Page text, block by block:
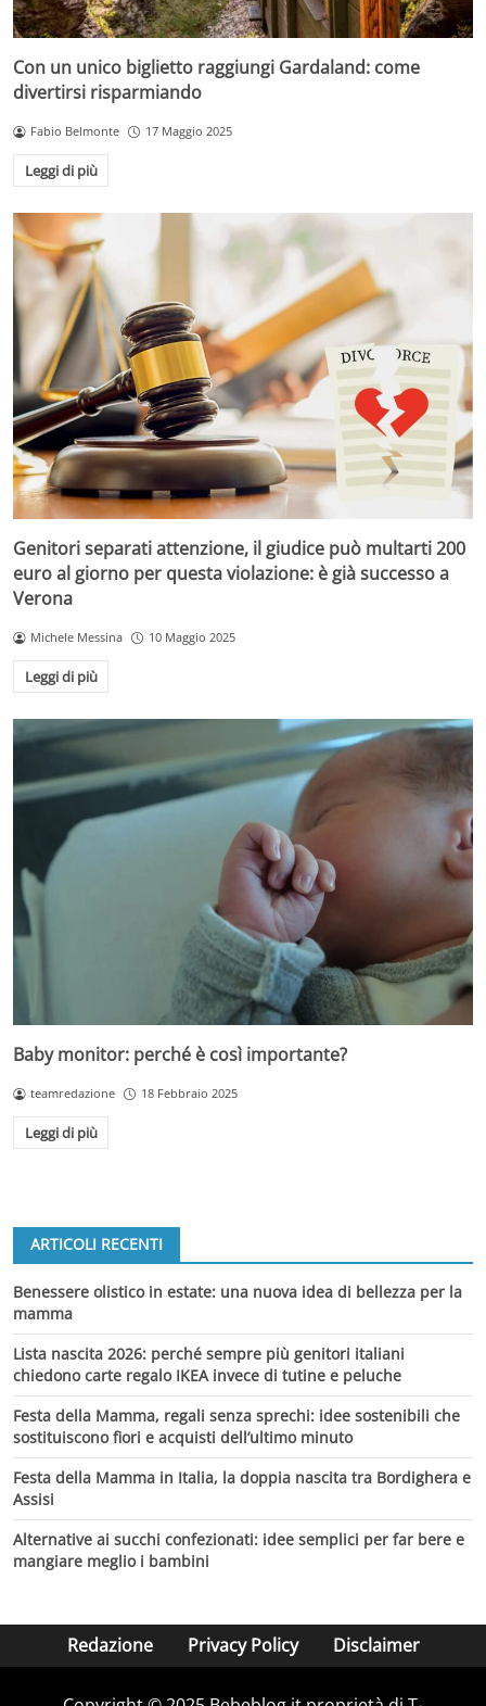
Con un unico biglietto raggiungi Gardaland: come
divertirsi risparmiando
Fabio Belmonte 17 Maggio 2025
Leggi di più
Genitori separati attenzione, il giudice può multarti 200
euro al giorno per questa violazione: è già successo a
Verona
Michele Messina 10 Maggio 2025
Leggi di più
Baby monitor: perché è così importante?
teamredazione 18 Febbraio 2025
Leggi di più
ARTICOLI RECENTI
Benessere olistico in estate: una nuova idea di bellezza per la
mamma
Lista nascita 2026: perché sempre più genitori italiani
chiedono carte regalo IKEA invece di tutine e peluche
Festa della Mamma, regali senza sprechi: idee sostenibili che
sostituiscono fiori e acquisti dell’ultimo minuto
Festa della Mamma in Italia, la doppia nascita tra Bordighera e
Assisi
Alternative ai succhi confezionati: idee semplici per far bere e
mangiare meglio i bambini
Redazione Privacy Policy Disclaimer